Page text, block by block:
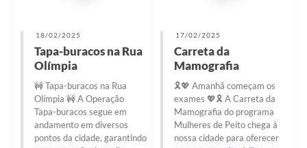
18/02/2025
Tapa-buracos na Rua
Olímpia
🚧 Tapa-buracos na Rua
Olímpia 🚧 A Operação
Tapa-buracos segue em
andamento em diversos
pontos da cidade, garantindo
17/02/2025
Carreta da
Mamografia
🎗️💖 Amanhã começam os
exames 💖🎗️ A Carreta da
Mamografia do programa
Mulheres de Peito chega à
nossa cidade para oferecer